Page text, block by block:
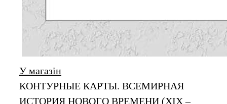
У магазін
КОНТУРНЫЕ КАРТЫ. ВСЕМИРНАЯ
ИСТОРИЯ НОВОГО ВРЕМЕНИ (XIX –